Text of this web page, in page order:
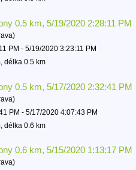
0.5 km, 5/19/2020 2:28:11 PM
PM - 5/19/2020 3:23:11 PM
délka 0.5 km
0.5 km, 5/17/2020 2:32:41 PM
PM - 5/17/2020 4:07:43 PM
délka 0.6 km
0.6 km, 5/15/2020 1:13:17 PM